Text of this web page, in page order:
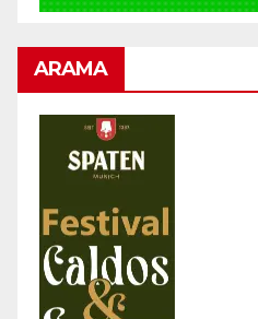
ARAMA